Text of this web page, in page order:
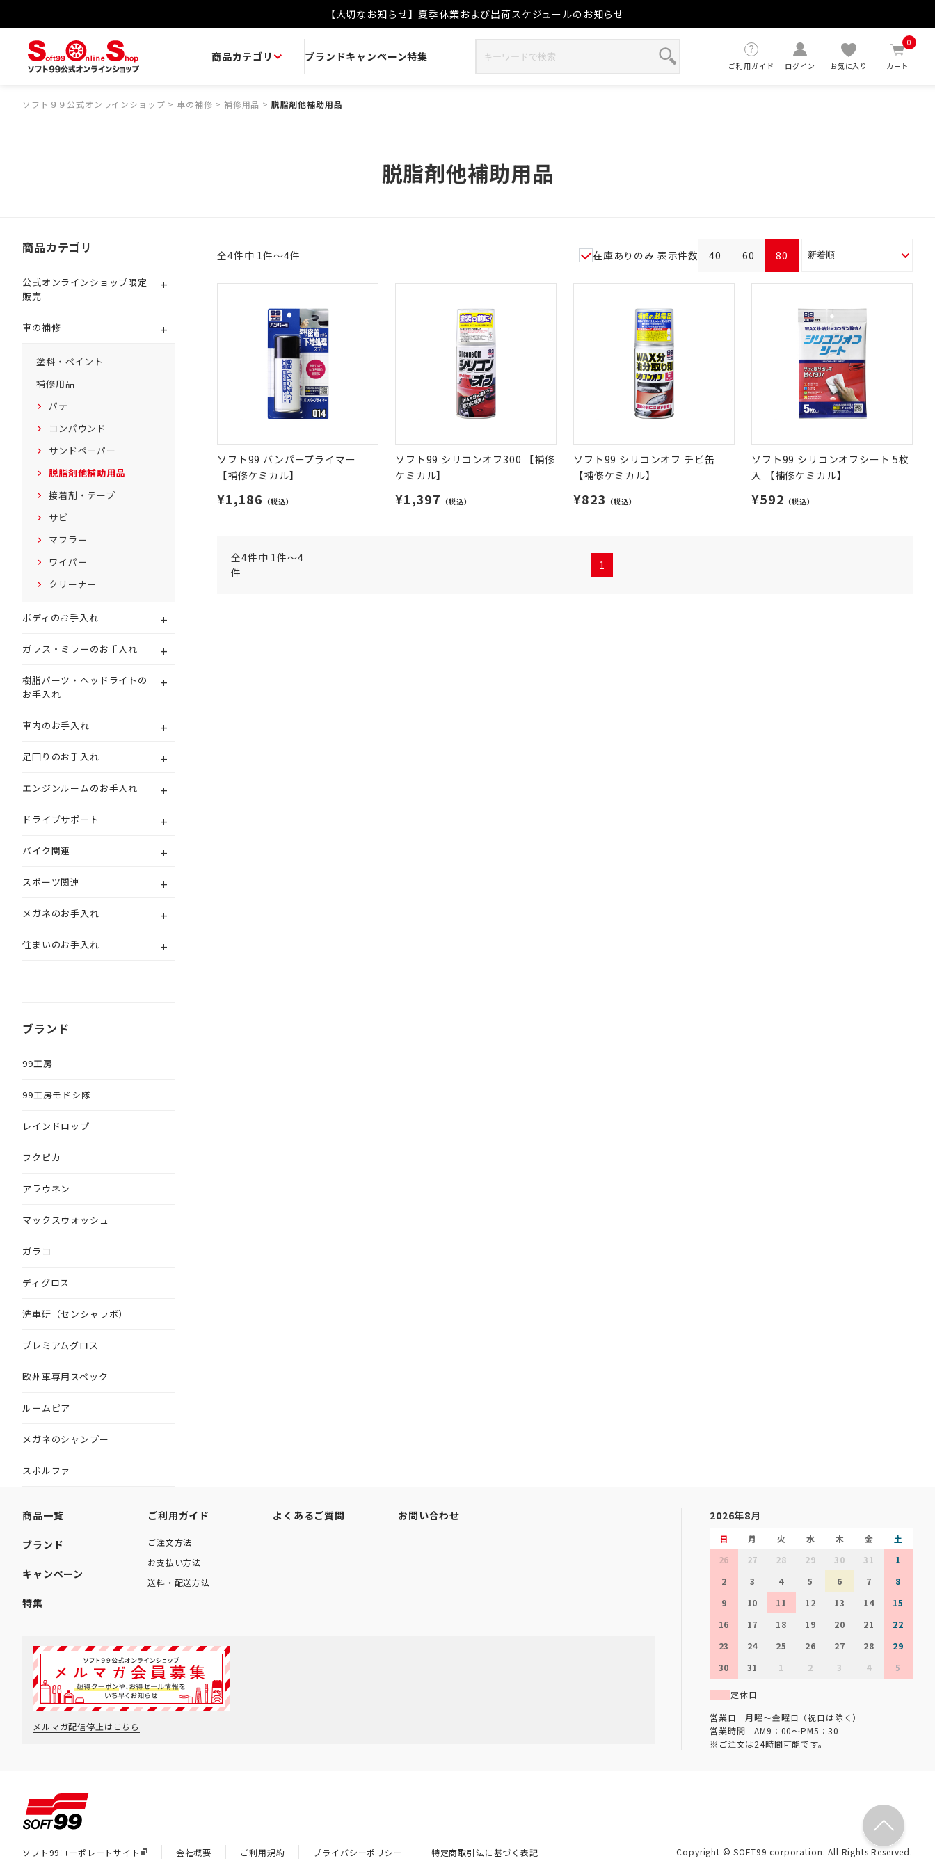
【大切なお知らせ】夏季休業および出荷スケジュールのお知らせ
商品カテゴリ ブランドキャンペーン特集
ご利用ガイド ログイン お気に入り カート
0
ソフト９９公式オンラインショップ > 車の補修 > 補修用品 > 脱脂剤他補助用品
脱脂剤他補助用品
商品カテゴリ
公式オンラインショップ限定
販売
+
車の補修 +
塗料・ペイント
補修用品
パテ
コンパウンド
サンドペーパー
脱脂剤他補助用品
接着剤・テープ
サビ
マフラー
ワイパー
クリーナー
ボディのお手入れ +
ガラス・ミラーのお手入れ +
樹脂パーツ・ヘッドライトの
お手入れ
+
車内のお手入れ +
足回りのお手入れ +
エンジンルームのお手入れ +
ドライブサポート +
バイク関連 +
スポーツ関連 +
メガネのお手入れ +
住まいのお手入れ +
ブランド
99工房
99工房モドシ隊
レインドロップ
フクピカ
アラウネン
マックスウォッシュ
ガラコ
ディグロス
洗車研（センシャラボ）
プレミアムグロス
欧州車専用スペック
ルームピア
メガネのシャンプー
スポルファ
全4件中 1件～4件 在庫ありのみ 表示件数 40 60 80
ソフト99 バンパープライマー
【補修ケミカル】
¥1,186 （税込）
ソフト99 シリコンオフ300 【補修
ケミカル】
¥1,397 （税込）
ソフト99 シリコンオフ チビ缶
【補修ケミカル】
¥823 （税込）
ソフト99 シリコンオフシート 5枚
入 【補修ケミカル】
¥592 （税込）
全4件中 1件～4
件
1
商品一覧
ブランド
キャンペーン
特集
ご利用ガイド
ご注文方法
お支払い方法
送料・配送方法
よくあるご質問 お問い合わせ
メルマガ配信停止はこちら
2026年8月
日 月 火 水 木 金
土
26
27 28 29 30 31
1
2
3 4 5 6 7
8
9
10 11 12 13 14
15
16
17 18 19 20 21
22
23
24 25 26 27 28
29
30
31 1 2 3 4 5
定休日
営業日 月曜～金曜日（祝日は除く）
営業時間 AM9：00～PM5：30
※ご注文は24時間可能です。
ソフト99コーポレートサイト 会社概要 ご利用規約 プライバシーポリシー 特定商取引法に基づく表記 Copyright © SOFT99 corporation. All Rights Reserved.